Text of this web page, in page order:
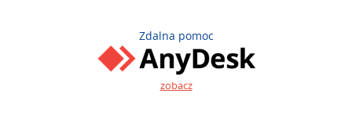
Zdalna pomoc
zobacz